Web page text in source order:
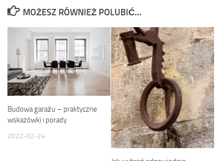
MOŻESZ RÓWNIEŻ POLUBIĆ…
Budowa garażu – praktyczne
wskazówki i porady
2022-02-24